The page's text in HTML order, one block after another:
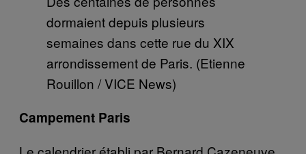
dormaient depuis plusieurs
semaines dans cette rue du XIX
arrondissement de Paris. (Etienne
Rouillon / VICE News)
Campement Paris